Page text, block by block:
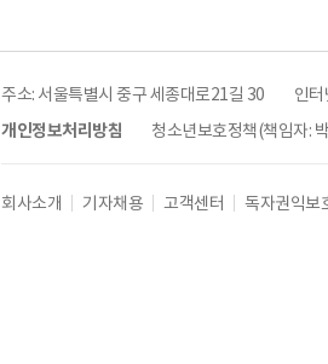
주소: 서울특별시 중구 세종대로21길 30 인
개인정보처리방침
청소년보호정책(책임자:
회사소개 기자채용 고객센터 독자권익보